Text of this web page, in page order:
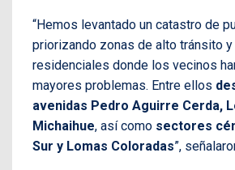
“Hemos levantado un catastro de
priorizando zonas de alto tránsito
residenciales donde los vecinos
mayores problemas. Entre ellos
avenidas Pedro Aguirre Cerda,
Michaihue, así como sectores
Sur y Lomas Coloradas”,